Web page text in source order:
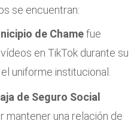
se encuentran:
de Chamefue
en TikTok durante su
uniforme institucional.
de Seguro Social
mantener una relación de